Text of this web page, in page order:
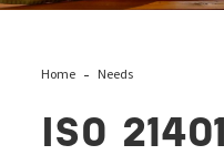
Home Needs
ISO 21401